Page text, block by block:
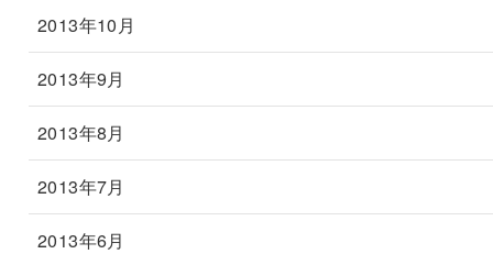
2013年10月
2013年9月
2013年8月
2013年7月
2013年6月